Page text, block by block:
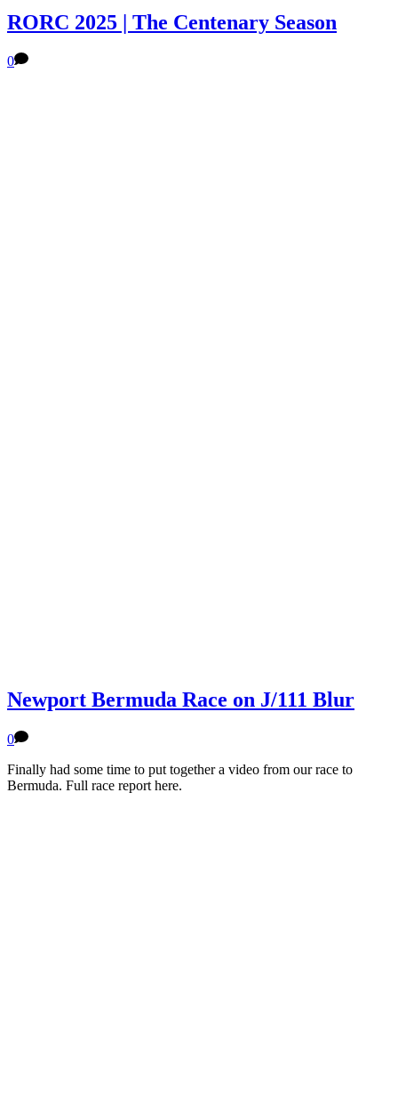
RORC 2025 | The Centenary Season
0
Newport Bermuda Race on J/111 Blur
0
Finally had some time to put together a video from our race to
Bermuda. Full race report here.